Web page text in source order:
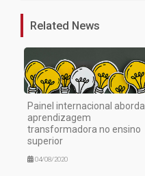
Related News
Painel internacional aborda
aprendizagem
transformadora no ensino
superior
04/08/2020